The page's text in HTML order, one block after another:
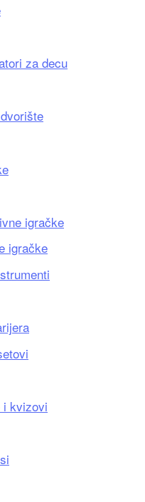
za decu
igračke
igračke
i kvizovi